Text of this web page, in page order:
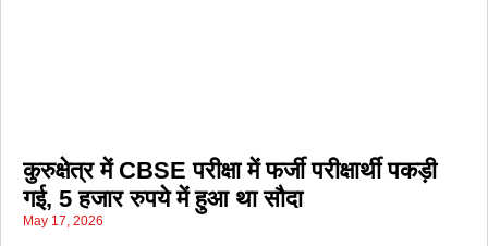
कुरुक्षेत्र में CBSE परीक्षा में फर्जी परीक्षार्थी पकड़ी
गई, 5 हजार रुपये में हुआ था सौदा
May 17, 2026